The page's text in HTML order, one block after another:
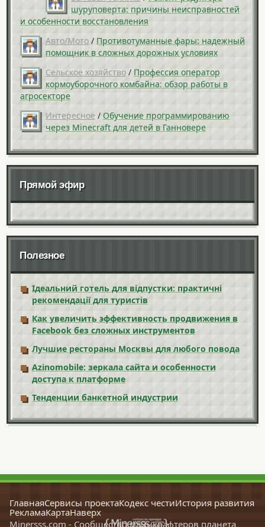
шуруповерта: причины неисправностей
и особенности восстановления
Авто/Мото / Противотуманные фары: надежный
помощник в сложных дорожных условиях
Сельское хозяйство / Профессия оператор
кормоуборочного комбайна: обзор работы в
агросекторе
Интересное / Обучение программированию
через Minecraft для детей в Ганновере
Прямой эфир
Полезное
Ідеальний готель для відпустки: практичні
рекомендації для туристів
Как увеличить эффективность продвижения в
Facebook без сложных инструментов
Лучшие рестораны Москвы для любого повода
Azinomobile: зеркала сайта и особенности
доступа к платформе
Тенденции банкетной индустрии
ГлавнаяСервисы проектаКодекс честиИстория развития
РекламаКартаНаверх
Minersss.com - Сообщество майнкрафтеров планета